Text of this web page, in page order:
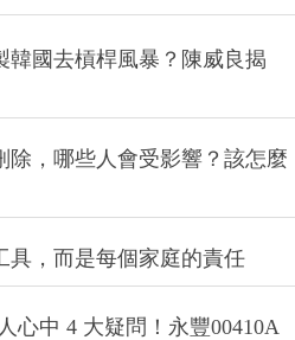
韓國去槓桿風暴？陳威良揭
除，哪些人會受影響？該怎麼
具，而是每個家庭的責任
心中 4 大疑問！永豐00410A